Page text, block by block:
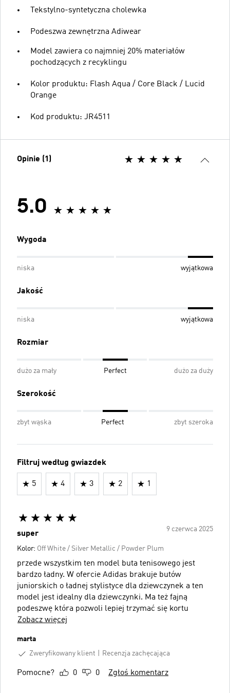
Tekstylno-syntetyczna cholewka
Podeszwa zewnętrzna Adiwear
Model zawiera co najmniej 20% materiałów
pochodzących z recyklingu
Kolor produktu: Flash Aqua / Core Black / Lucid
Orange
Kod produktu: JR4511
Opinie (1)
5.0
Wygoda
niska wyjątkowa
Jakość
niska wyjątkowa
Rozmiar
dużo za mały Perfect dużo za duży
Szerokość
zbyt wąska Perfect zbyt szeroka
Filtruj według gwiazdek
5 4 3 2 1
9 czerwca 2025
super
Kolor: Off White / Silver Metallic / Powder Plum
przede wszystkim ten model buta tenisowego jest
bardzo ładny. W ofercie Adidas brakuje butów
juniorskich o ładnej stylistyce dla dziewczynek a ten
model jest idealny dla dziewczynki. Ma też fajną
podeszwę która pozwoli lepiej trzymać się kortu
Zobacz więcej
marta
Zweryfikowany klient
Recenzja zachęcająca
Pomocne? 0 0 Zgłoś komentarz